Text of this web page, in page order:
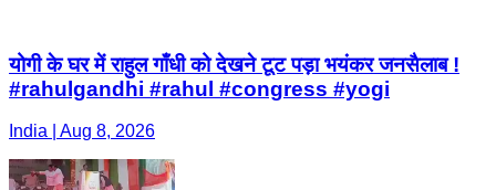
योगी के घर में राहुल गाँधी को देखने टूट पड़ा भयंकर जनसैलाब !
#rahulgandhi #rahul #congress #yogi
India | Aug 8, 2026